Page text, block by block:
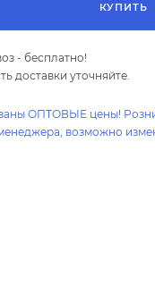
КУПИТЬ
- бесплатно!
доставки уточняйте.
ОПТОВЫЕ цены!
возможно